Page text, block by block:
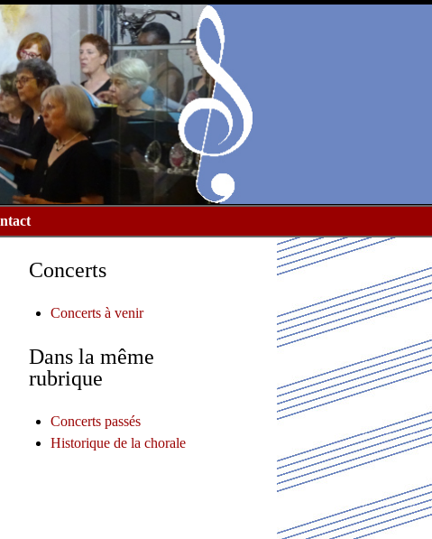
Concerts
Concerts à venir
Dans la même
rubrique
Concerts passés
Historique de la chorale